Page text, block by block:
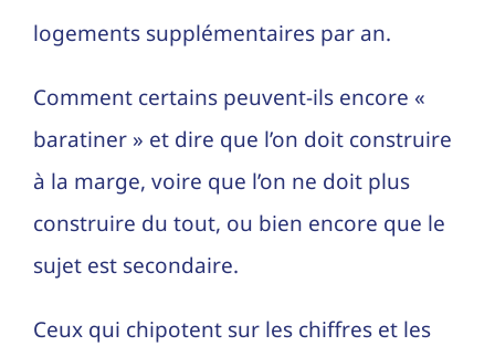
logements supplémentaires par an.
Comment certains peuvent-ils encore «
baratiner » et dire que l’on doit construire
à la marge, voire que l’on ne doit plus
construire du tout, ou bien encore que le
sujet est secondaire.
Ceux qui chipotent sur les chiffres et les